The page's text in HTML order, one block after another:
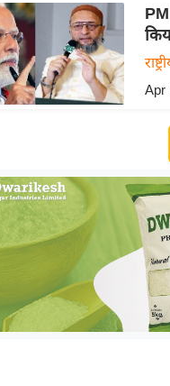
Apr